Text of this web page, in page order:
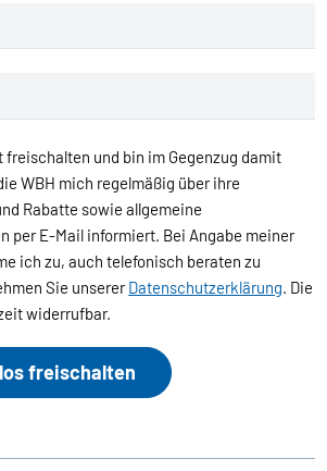
und bin im Gegenzug damit
WBH mich regelmäßig über ihre
Rabatte sowie allgemeine
per E-Mail informiert. Bei Angabe meiner
ich zu, auch telefonisch beraten zu
Sie unsererDatenschutzerklärung. Die
widerrufbar.
freischalten